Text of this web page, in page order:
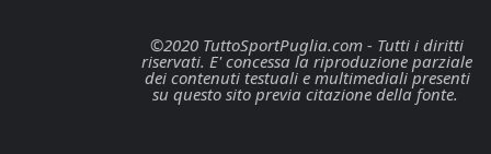
©2020 TuttoSportPuglia.com - Tutti i diritti
riservati. E' concessa la riproduzione parziale
dei contenuti testuali e multimediali presenti
su questo sito previa citazione della fonte.